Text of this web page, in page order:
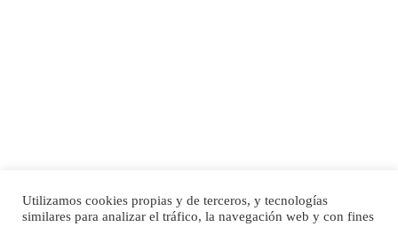
SHIBA PERDIDO AVDA JOSE MESA Y LOPEZ
Utilizamos cookies propias y de terceros, y tecnologías
similares para analizar el tráfico, la navegación web y con fines